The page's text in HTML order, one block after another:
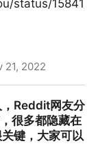
status/15841
21, 2022
Reddit网友分
很多都隐藏在
键，大家可以